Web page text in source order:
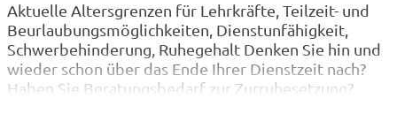
Aktuelle Altersgrenzen für Lehrkräfte, Teilzeit- und
Beurlaubungsmöglichkeiten, Dienstunfähigkeit,
Schwerbehinderung, Ruhegehalt Denken Sie hin und
wieder schon über das Ende Ihrer Dienstzeit nach?
Haben Sie Beratungsbedarf zur Zurruhesetzung?